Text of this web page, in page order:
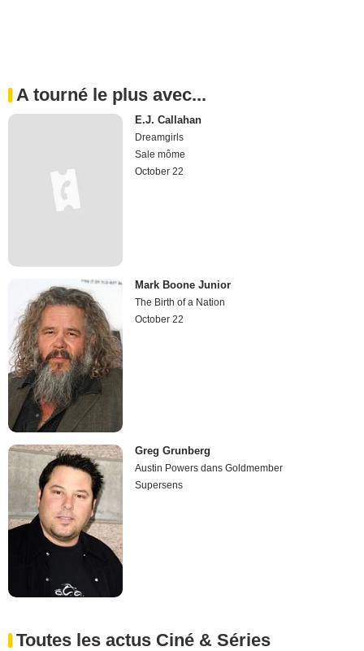
A tourné le plus avec...
E.J. Callahan
Dreamgirls
Sale môme
October 22
Mark Boone Junior
The Birth of a Nation
October 22
Greg Grunberg
Austin Powers dans Goldmember
Supersens
Toutes les actus Ciné & Séries